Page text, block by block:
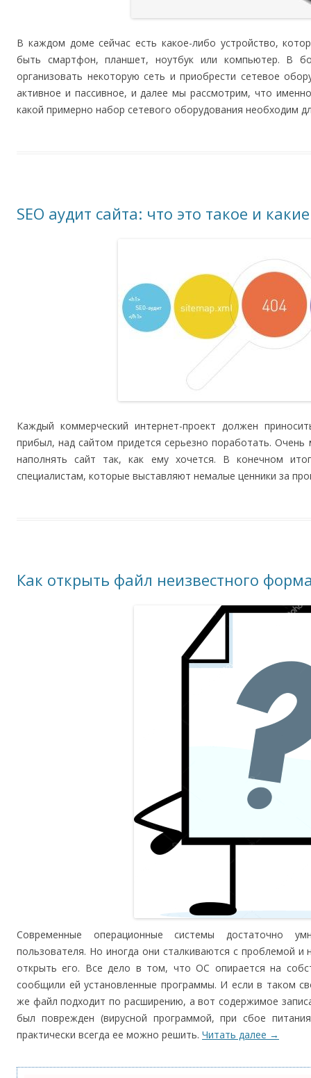
В каждом доме сейчас есть какое-либо устройство,
быть смартфон, планшет, ноутбук или компьютер. В
организовать некоторую сеть и приобрести сетевое
активное и пассивное, и далее мы рассмотрим, что
какой примерно набор сетевого оборудования необходим
SEO аудит сайта: что это такое и
Каждый коммерческий интернет-проект должен
прибыл, над сайтом придется серьезно поработать.
наполнять сайт так, как ему хочется. В конечном
специалистам, которые выставляют немалые ценники за
Как открыть файл неизвестного
Современные операционные системы достаточно
пользователя. Но иногда они сталкиваются с проблемой
открыть его. Все дело в том, что ОС опирается на
сообщили ей установленные программы. И если в таком
же файл подходит по расширению, а вот содержимое
был поврежден (вирусной программой, при сбое
практически всегда ее можно решить. Читать далее →